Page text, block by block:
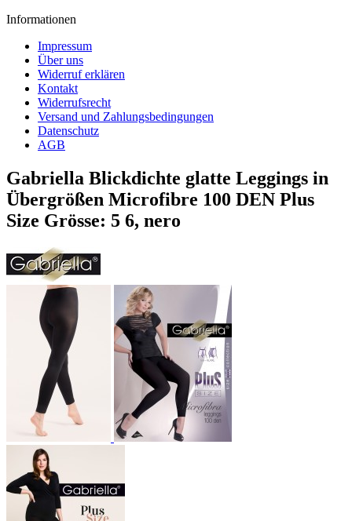
Informationen
Impressum
Über uns
Widerruf erklären
Kontakt
Widerrufsrecht
Versand und Zahlungsbedingungen
Datenschutz
AGB
Gabriella Blickdichte glatte Leggings in
Übergrößen Microfibre 100 DEN Plus
Size Grösse: 5 6, nero